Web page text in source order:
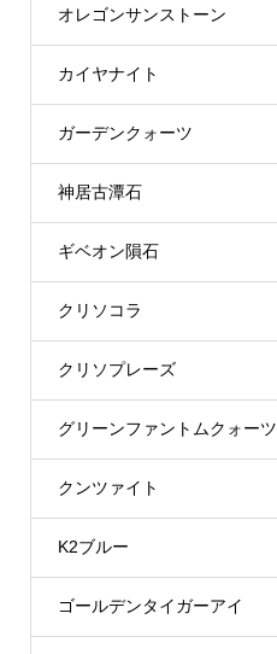
オレゴンサンストーン
カイヤナイト
ガーデンクォーツ
神居古潭石
ギベオン隕石
クリソコラ
クリソプレーズ
グリーンファントムクォーツ
クンツァイト
K2ブルー
ゴールデンタイガーアイ